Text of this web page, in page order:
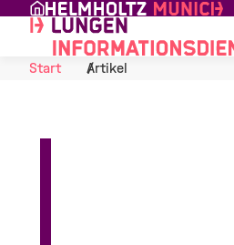
Skip to Content
Start
Artikel